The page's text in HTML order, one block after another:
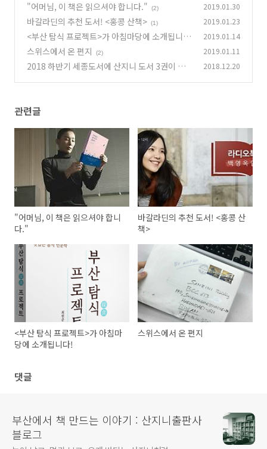
"어머님, 이 책은 읽으셔야 합니다."
(2) 2019.01.30
바갈라딘의 추천 도서! <홍콩 산책> (1) 2019.01.23
<부산 탐식 프로젝트>가 아침마당에 소개됩니
다!
(0)
2019.01.14
스위스에서 온 편지 (2) 2019.01.11
2018 하반기 세종도서에 산지니 도서 3권이 선
2018.12.20
관련글
"어머님, 이 책은 읽으셔야 합니
다."
바갈라딘의 추천 도서! <홍콩 산
책>
<부산 탐식 프로젝트>가 아침마
당에 소개됩니다!
스위스에서 온 편지
댓글
부산에서 책 만드는 이야기 : 산지니출판사
블로그